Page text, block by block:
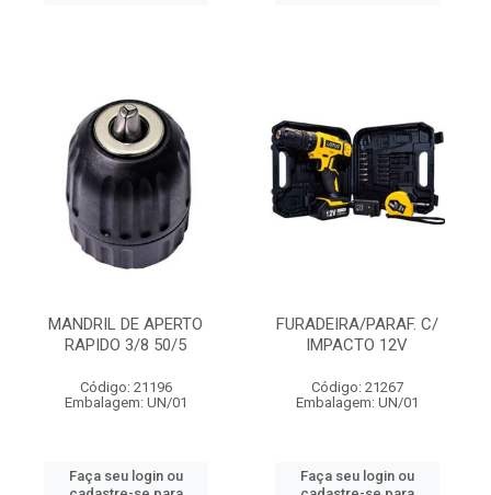
MANDRIL DE APERTO
RAPIDO 3/8 50/5
Código: 21196
Embalagem: UN/01
Faça seu login ou
FURADEIRA/PARAF. C/
IMPACTO 12V
Código: 21267
Embalagem: UN/01
Faça seu login ou